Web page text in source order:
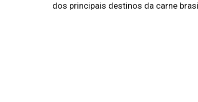
dos principais destinos da carne